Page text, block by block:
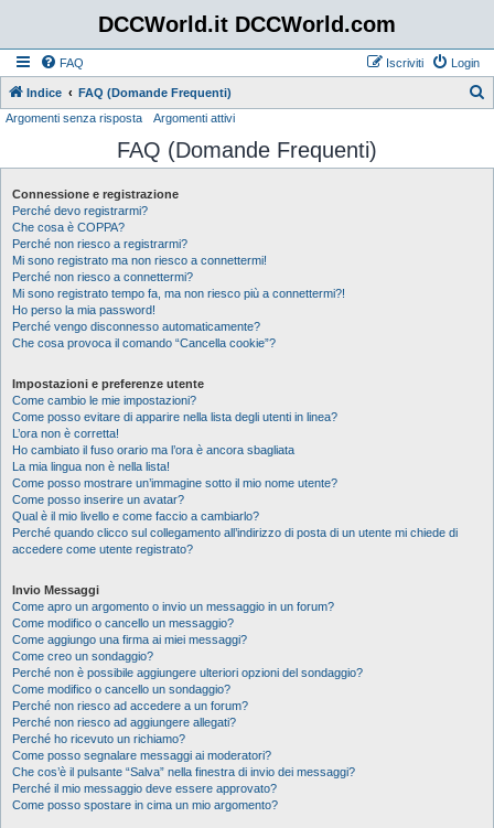
DCCWorld.it DCCWorld.com
FAQ Login
Iscriviti
Indice FAQ (Domande Frequenti)
c
Argomenti senza risposta Argomenti attivi
FAQ (Domande Frequenti)
Connessione e registrazione
Perché devo registrarmi?
Che cosa è COPPA?
Perché non riesco a registrarmi?
Mi sono registrato ma non riesco a connettermi!
Perché non riesco a connettermi?
Mi sono registrato tempo fa, ma non riesco più a connettermi?!
Ho perso la mia password!
Perché vengo disconnesso automaticamente?
Che cosa provoca il comando “Cancella cookie”?
Impostazioni e preferenze utente
Come cambio le mie impostazioni?
Come posso evitare di apparire nella lista degli utenti in linea?
L’ora non è corretta!
Ho cambiato il fuso orario ma l’ora è ancora sbagliata
La mia lingua non è nella lista!
Come posso mostrare un’immagine sotto il mio nome utente?
Come posso inserire un avatar?
Qual è il mio livello e come faccio a cambiarlo?
Perché quando clicco sul collegamento all’indirizzo di posta di un utente mi chiede di
accedere come utente registrato?
Invio Messaggi
Come apro un argomento o invio un messaggio in un forum?
Come modifico o cancello un messaggio?
Come aggiungo una firma ai miei messaggi?
Come creo un sondaggio?
Perché non è possibile aggiungere ulteriori opzioni del sondaggio?
Come modifico o cancello un sondaggio?
Perché non riesco ad accedere a un forum?
Perché non riesco ad aggiungere allegati?
Perché ho ricevuto un richiamo?
Come posso segnalare messaggi ai moderatori?
Che cos’è il pulsante “Salva” nella finestra di invio dei messaggi?
Perché il mio messaggio deve essere approvato?
Come posso spostare in cima un mio argomento?